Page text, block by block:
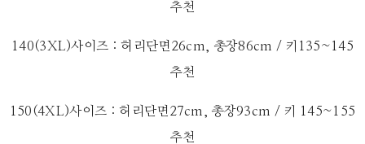
추천
140(3XL)사이즈 : 허리단면26cm, 총장86cm / 키135~145
추천
150(4XL)사이즈 : 허리단면27cm, 총장93cm / 키 145~155
추천